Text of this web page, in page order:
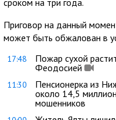
сроком на три года.
Приговор на данный
может быть обжалован в
17:48
Пожар сухой
Феодосией
11:30
Пенсионерка из
около 14,5
мошенников